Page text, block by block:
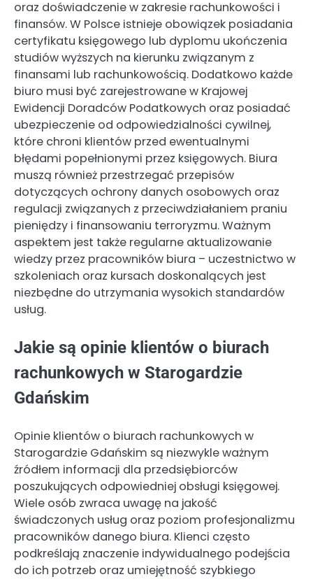
oraz doświadczenie w zakresie rachunkowości i
finansów. W Polsce istnieje obowiązek posiadania
certyfikatu księgowego lub dyplomu ukończenia
studiów wyższych na kierunku związanym z
finansami lub rachunkowością. Dodatkowo każde
biuro musi być zarejestrowane w Krajowej
Ewidencji Doradców Podatkowych oraz posiadać
ubezpieczenie od odpowiedzialności cywilnej,
które chroni klientów przed ewentualnymi
błędami popełnionymi przez księgowych. Biura
muszą również przestrzegać przepisów
dotyczących ochrony danych osobowych oraz
regulacji związanych z przeciwdziałaniem praniu
pieniędzy i finansowaniu terroryzmu. Ważnym
aspektem jest także regularne aktualizowanie
wiedzy przez pracowników biura – uczestnictwo w
szkoleniach oraz kursach doskonalących jest
niezbędne do utrzymania wysokich standardów
usług.
Jakie są opinie klientów o biurach
rachunkowych w Starogardzie
Gdańskim
Opinie klientów o biurach rachunkowych w
Starogardzie Gdańskim są niezwykle ważnym
źródłem informacji dla przedsiębiorców
poszukujących odpowiedniej obsługi księgowej.
Wiele osób zwraca uwagę na jakość
świadczonych usług oraz poziom profesjonalizmu
pracowników danego biura. Klienci często
podkreślają znaczenie indywidualnego podejścia
do ich potrzeb oraz umiejętność szybkiego